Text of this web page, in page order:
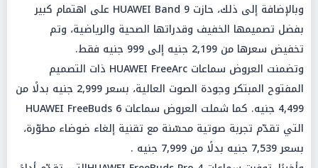
وبالإضافة إلى ذلك، حازت HUAWEI Band 9 على اهتمام كبير
بفضل تصميمها الخفيف وقدراتها الصحية والرياضية، وتم
تخفيض سعرها من 2,199 جنيه إلى 999 جنيه فقط.
وتضمنت العروض سماعات HUAWEI FreeArc ذات التصميم
المفتوح المبتكر وجودة الصوت العالية، بسعر 2,999 جنيه بدلًا من
4,499 جنيه. كما شملت العروض سماعات HUAWEI FreeBuds 6
التي تقدّم تجربة صوتية محسّنة مع تقنية إلغاء ضوضاء مطوّرة،
بسعر 7,539 جنيه بدلًا من 7,999 جنيه .